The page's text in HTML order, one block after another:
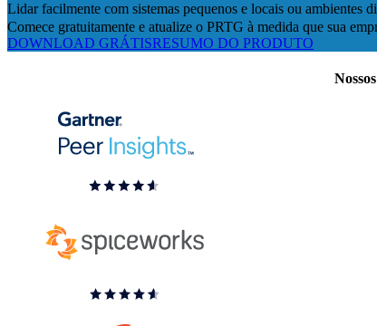
Lidar facilmente com sistemas pequenos e locais ou ambientes
Comece gratuitamente e atualize o PRTG à medida que sua
DOWNLOAD GRÁTISRESUMO DO PRODUTO